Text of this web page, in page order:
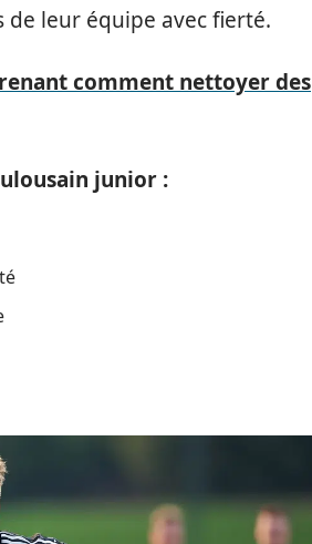
leur équipe avec fierté.
comment nettoyer des
junior :